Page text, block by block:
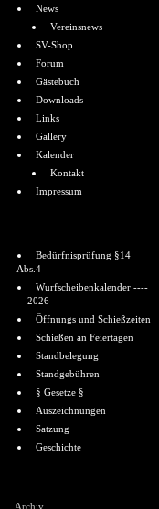
News
Vereinsnews
SV-Shop
Forum
Gästebuch
Downloads
Links
Gallery
Kalender
Kontakt
Impressum
Bedürfnisprüfung §14
Abs.4
Wurfscheibenkalender ----
---2026------
Öffnungs und Schießzeiten
Schießen an Feiertagen
Standbelegung
Standgebühren
§ Gesetze §
Auszeichnungen
Satzung
Geschichte
Archiv